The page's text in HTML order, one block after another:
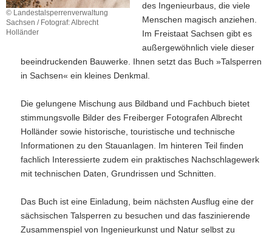
© Landestalsperrenverwaltung
Sachsen / Fotograf: Albrecht
Holländer
des Ingenieurbaus, die viele
Menschen magisch anziehen.
Im Freistaat Sachsen gibt es
außergewöhnlich viele dieser
beeindruckenden Bauwerke. Ihnen setzt das Buch »Talsperren
in Sachsen« ein kleines Denkmal.
Die gelungene Mischung aus Bildband und Fachbuch bietet
stimmungsvolle Bilder des Freiberger Fotografen Albrecht
Holländer sowie historische, touristische und technische
Informationen zu den Stauanlagen. Im hinteren Teil finden
fachlich Interessierte zudem ein praktisches Nachschlagewerk
mit technischen Daten, Grundrissen und Schnitten.
Das Buch ist eine Einladung, beim nächsten Ausflug eine der
sächsischen Talsperren zu besuchen und das faszinierende
Zusammenspiel von Ingenieurkunst und Natur selbst zu